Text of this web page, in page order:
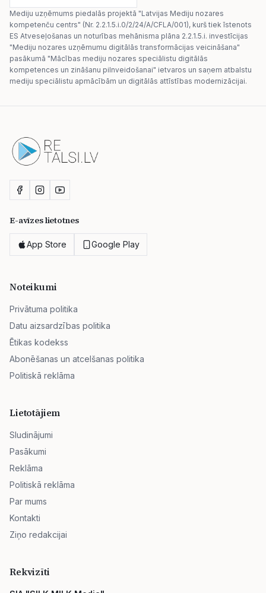
Mediju uzņēmums piedalās projektā "Latvijas Mediju nozares
kompetenču centrs" (Nr. 2.2.1.5.i.0/2/24/A/CFLA/001), kurš tiek īstenots
ES Atveseļošanas un noturības mehānisma plāna 2.2.1.5.i. investīcijas
"Mediju nozares uzņēmumu digitālās transformācijas veicināšana"
pasākumā "Mācības mediju nozares speciālistu digitālās
kompetences un zināšanu pilnveidošanai" ietvaros un saņem atbalstu
mediju speciālistu apmācībām un digitālās attīstības modernizācijai.
E-avīzes lietotnes
App Store Google Play
Noteikumi
Privātuma politika
Datu aizsardzības politika
Ētikas kodekss
Abonēšanas un atcelšanas politika
Politiskā reklāma
Lietotājiem
Sludinājumi
Pasākumi
Reklāma
Politiskā reklāma
Par mums
Kontakti
Ziņo redakcijai
Rekvizīti